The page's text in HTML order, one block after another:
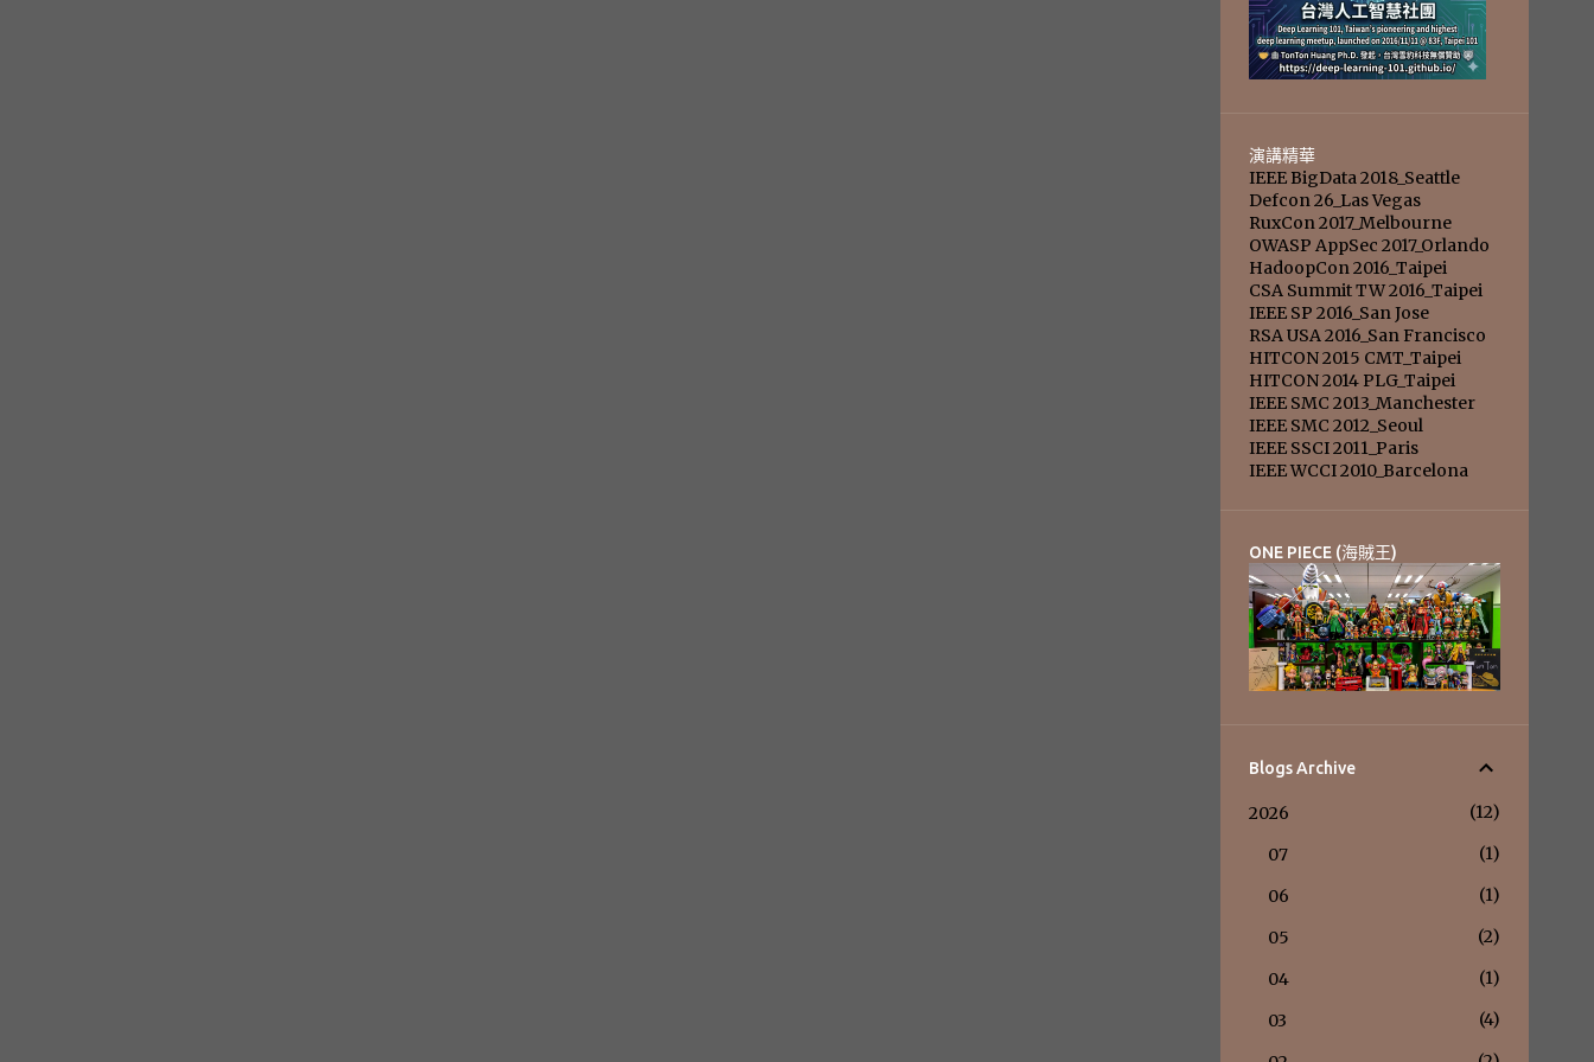
演講精華
IEEE BigData 2018_Seattle
Defcon 26_Las Vegas
RuxCon 2017_Melbourne
OWASP AppSec 2017_Orlando
HadoopCon 2016_Taipei
CSA Summit TW 2016_Taipei
IEEE SP 2016_San Jose
RSA USA 2016_San Francisco
HITCON 2015 CMT_Taipei
HITCON 2014 PLG_Taipei
IEEE SMC 2013_Manchester
IEEE SMC 2012_Seoul
IEEE SSCI 2011_Paris
IEEE WCCI 2010_Barcelona
ONE PIECE (海賊王)
Blogs Archive
2026
12
07
1
06
1
05
2
04
1
03
4